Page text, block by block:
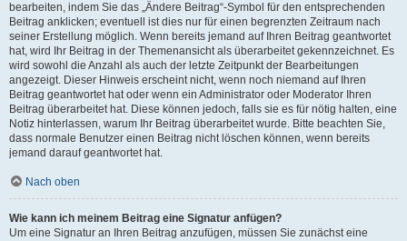
bearbeiten, indem Sie das „Ändere Beitrag“-Symbol für den entsprechenden
Beitrag anklicken; eventuell ist dies nur für einen begrenzten Zeitraum nach
seiner Erstellung möglich. Wenn bereits jemand auf Ihren Beitrag geantwortet
hat, wird Ihr Beitrag in der Themenansicht als überarbeitet gekennzeichnet. Es
wird sowohl die Anzahl als auch der letzte Zeitpunkt der Bearbeitungen
angezeigt. Dieser Hinweis erscheint nicht, wenn noch niemand auf Ihren
Beitrag geantwortet hat oder wenn ein Administrator oder Moderator Ihren
Beitrag überarbeitet hat. Diese können jedoch, falls sie es für nötig halten, eine
Notiz hinterlassen, warum Ihr Beitrag überarbeitet wurde. Bitte beachten Sie,
dass normale Benutzer einen Beitrag nicht löschen können, wenn bereits
jemand darauf geantwortet hat.
Nach oben
Wie kann ich meinem Beitrag eine Signatur anfügen?
Um eine Signatur an Ihren Beitrag anzufügen, müssen Sie zunächst eine